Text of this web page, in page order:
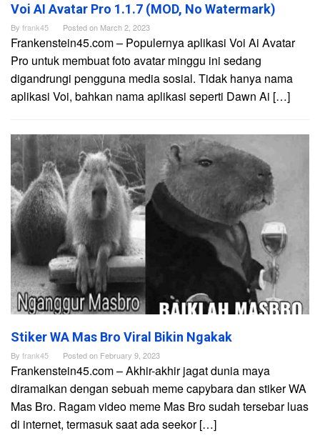
Voi AI Avatar Pro 1.1.7 (MOD, No Watermark)
By frank45 Posted on March 2, 2023
Frankenstein45.com – Populernya aplikasi Voi Ai Avatar
Pro untuk membuat foto avatar minggu ini sedang
digandrungi pengguna media sosial. Tidak hanya nama
aplikasi Voi, bahkan nama aplikasi seperti Dawn Ai […]
Stiker WA Mas Bro Viral Bikin Ngakak
By frank45 Posted on February 9, 2023
Frankenstein45.com – Akhir-akhir jagat dunia maya
diramaikan dengan sebuah meme capybara dan stiker WA
Mas Bro. Ragam video meme Mas Bro sudah tersebar luas
di internet, termasuk saat ada seekor […]